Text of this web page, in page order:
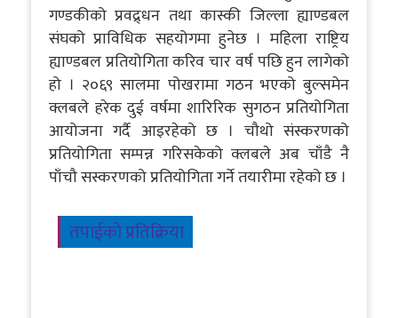
गण्डकीको प्रवद्र्धन तथा कास्की जिल्ला ह्याण्डबल
संघको प्राविधिक सहयोगमा हुनेछ । महिला राष्ट्रिय
ह्याण्डबल प्रतियोगिता करिव चार वर्ष पछि हुन लागेको
हो । २०६९ सालमा पोखरामा गठन भएको बुल्समेन
क्लबले हरेक दुई वर्षमा शारिरिक सुगठन प्रतियोगिता
आयोजना गर्दै आइरहेको छ । चौथो संस्करणको
प्रतियोगिता सम्पन्न गरिसकेको क्लबले अब चाँडै नै
पाँचौ सस्करणको प्रतियोगिता गर्ने तयारीमा रहेको छ ।
तपाईको प्रतिक्रिया